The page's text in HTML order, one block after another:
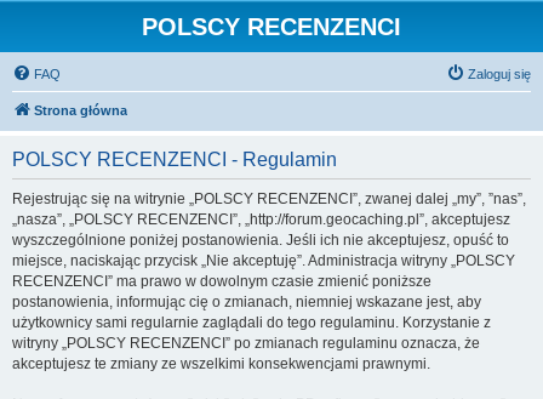
POLSCY RECENZENCI
FAQ Zaloguj się
Strona główna
POLSCY RECENZENCI - Regulamin
Rejestrując się na witrynie „POLSCY RECENZENCI”, zwanej dalej „my”, ”nas”,
„nasza”, „POLSCY RECENZENCI”, „http://forum.geocaching.pl”, akceptujesz
wyszczególnione poniżej postanowienia. Jeśli ich nie akceptujesz, opuść to
miejsce, naciskając przycisk „Nie akceptuję”. Administracja witryny „POLSCY
RECENZENCI” ma prawo w dowolnym czasie zmienić poniższe
postanowienia, informując cię o zmianach, niemniej wskazane jest, aby
użytkownicy sami regularnie zaglądali do tego regulaminu. Korzystanie z
witryny „POLSCY RECENZENCI” po zmianach regulaminu oznacza, że
akceptujesz te zmiany ze wszelkimi konsekwencjami prawnymi.